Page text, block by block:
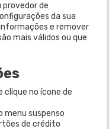
de
da sua
e remover
mais válidos ou que
clique no ícone de
menu suspenso
de crédito